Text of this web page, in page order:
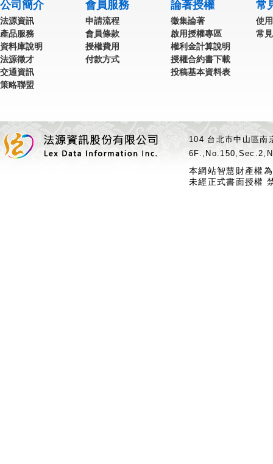
公司簡介
法源資訊
產品服務
資料庫說明
法源徵才
交通資訊
策略聯盟
會員服務
申請流程
會員條款
授權費用
付款方式
論著授權
徵集論著
啟用授權專區
權利金計算說明
授權合約書下載
投稿基本資料表
常
使
常
104 台北市中山區
本網站智慧財產權
未經正式書面授權